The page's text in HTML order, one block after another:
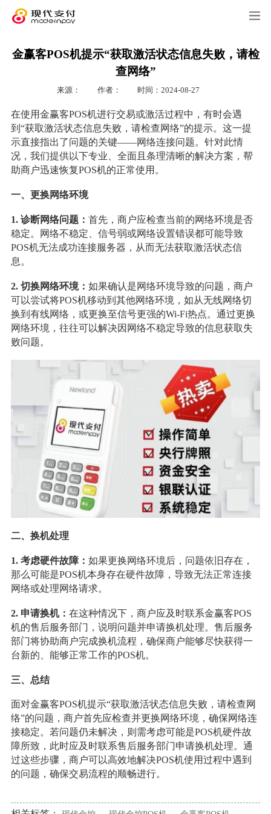
金赢客POS机提示“获取激活状态信息失败，请检
查网络”
来源： 作者： 时间：2024-08-27
在使用金赢客POS机进行交易或激活过程中，有时会遇
到“获取激活状态信息失败，请检查网络”的提示。这一提
示直接指出了问题的关键——网络连接问题。针对此情
况，我们提供以下专业、全面且条理清晰的解决方案，帮
助商户迅速恢复POS机的正常使用。
一、更换网络环境
1. 诊断网络问题： 首先，商户应检查当前的网络环境是否
稳定。网络不稳定、信号弱或网络设置错误都可能导致
POS机无法成功连接服务器，从而无法获取激活状态信
息。
2. 切换网络环境： 如果确认是网络环境导致的问题，商户
可以尝试将POS机移动到其他网络环境，如从无线网络切
换到有线网络，或更换至信号更强的Wi-Fi热点。通过更换
网络环境，往往可以解决因网络不稳定导致的信息获取失
败问题。
二、换机处理
1. 考虑硬件故障： 如果更换网络环境后，问题依旧存在，
那么可能是POS机本身存在硬件故障，导致无法正常连接
网络或处理网络请求。
2. 申请换机： 在这种情况下，商户应及时联系金赢客POS
机的售后服务部门，说明问题并申请换机处理。售后服务
部门将协助商户完成换机流程，确保商户能够尽快获得一
台新的、能够正常工作的POS机。
三、总结
面对金赢客POS机提示“获取激活状态信息失败，请检查网
络”的问题，商户首先应检查并更换网络环境，确保网络连
接稳定。若问题仍未解决，则需考虑可能是POS机硬件故
障所致，此时应及时联系售后服务部门申请换机处理。通
过这些步骤，商户可以高效地解决POS机使用过程中遇到
的问题，确保交易流程的顺畅进行。